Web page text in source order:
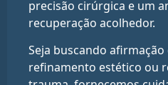
precisão cirúrgica e um
recuperação acolhedor.
Seja buscando
refinamento estético ou